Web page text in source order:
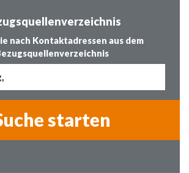
nach Kontaktadressen aus dem